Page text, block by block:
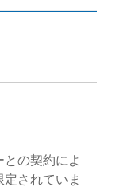
の契約によ
されていま